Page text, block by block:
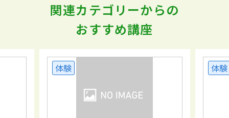
関連カテゴリーからの
おすすめ講座
体験 体験